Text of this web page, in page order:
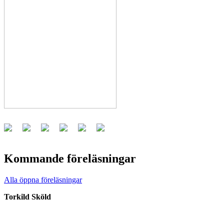
Kommande föreläsningar
Alla öppna föreläsningar
Torkild Sköld